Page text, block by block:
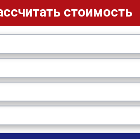
стоимость